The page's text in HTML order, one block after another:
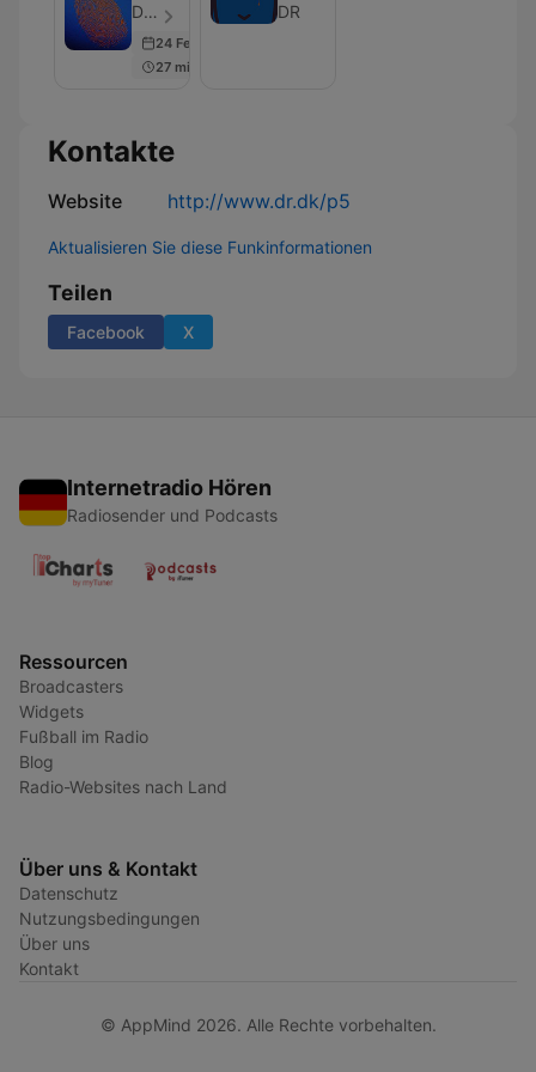
DR - Folge 30
24 Feb 2026
27 min
offer
DR
Kontakte
Website http://www.dr.dk/p5
Aktualisieren Sie diese Funkinformationen
Teilen
Facebook X
Internetradio Hören
Radiosender und Podcasts
Ressourcen
Broadcasters
Widgets
Fußball im Radio
Blog
Radio-Websites nach Land
Über uns & Kontakt
Datenschutz
Nutzungsbedingungen
Über uns
Kontakt
© AppMind 2026. Alle Rechte vorbehalten.